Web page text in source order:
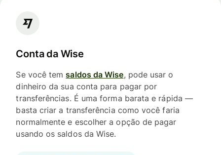
Conta da Wise
Se você temsaldos da Wise, pode usar o
dinheiro da sua conta para pagar por
transferências. É uma forma barata e rápida —
basta criar a transferência como você faria
normalmente e escolher a opção de pagar
usando os saldos da Wise.